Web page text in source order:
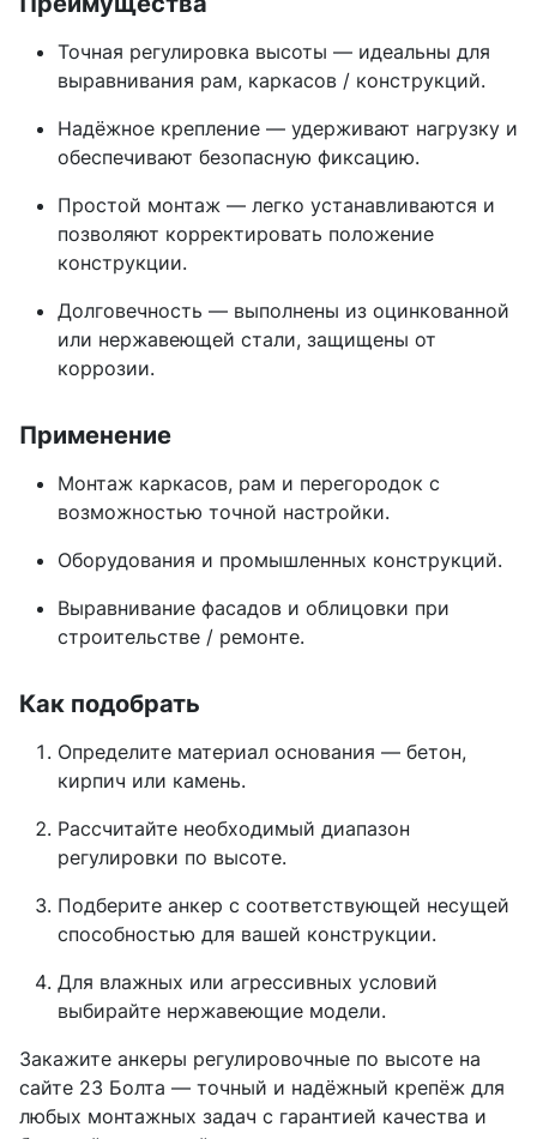
Точная регулировка высоты — идеальны для
выравнивания рам, каркасов / конструкций.
Надёжное крепление — удерживают нагрузку и
обеспечивают безопасную фиксацию.
Простой монтаж — легко устанавливаются и
позволяют корректировать положение
конструкции.
Долговечность — выполнены из оцинкованной
или нержавеющей стали, защищены от
коррозии.
Применение
Монтаж каркасов, рам и перегородок с
возможностью точной настройки.
Оборудования и промышленных конструкций.
Выравнивание фасадов и облицовки при
строительстве / ремонте.
Как подобрать
Определите материал основания — бетон,
кирпич или камень.
Рассчитайте необходимый диапазон
регулировки по высоте.
Подберите анкер с соответствующей несущей
способностью для вашей конструкции.
Для влажных или агрессивных условий
выбирайте нержавеющие модели.
Закажите анкеры регулировочные по высоте на
сайте 23 Болта — точный и надёжный крепёж для
любых монтажных задач с гарантией качества и